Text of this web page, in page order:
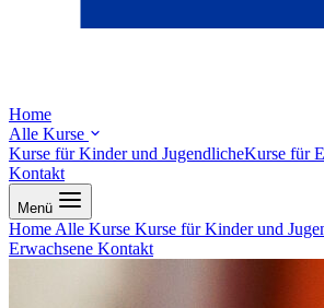
Home
Alle Kurse
Kurse für Kinder und JugendlicheKurse für
Kontakt
Menü
Home Alle Kurse Kurse für Kinder und
Erwachsene Kontakt